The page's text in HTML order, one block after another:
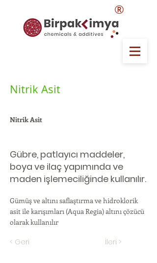
®
Nitrik Asit
Nitrik Asit
Gübre, patlayıcı maddeler,
boya ve ilaç yapımında ve
maden işlemeciliğinde kullanılır.
Gümüş ve altını saflaştırma ve hidroklorik
asit ile karışımları (Aqua Regia) altını çözücü
olarak kullanılır
< Geri İleri >